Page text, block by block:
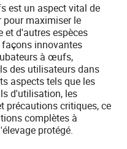
est un aspect vital de
pour maximiser le
et d'autres espèces
innovantes
à œufs,
des utilisateurs dans
aspects tels que les
d'utilisation, les
précautions critiques, ce
complètes à
protégé.